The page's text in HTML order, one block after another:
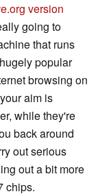
version
going to
that runs
popular
browsing on
aim is
while they're
back around
out serious
out a bit more
chips.